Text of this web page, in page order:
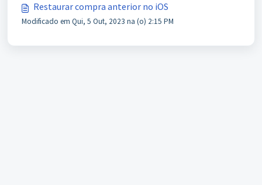
Restaurar compra anterior no iOS
Modificado em Qui, 5 Out, 2023 na (o) 2:15 PM